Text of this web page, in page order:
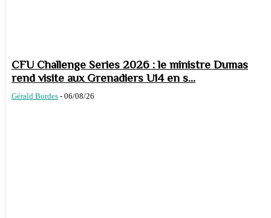
CFU Challenge Series 2026 : le ministre Dumas
rend visite aux Grenadiers U14 en s...
Gérald Bordes - 06/08/26